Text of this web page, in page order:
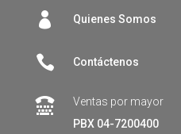
 Quienes Somos
 Contáctenos

Ventas por mayor
PBX 04-7200400